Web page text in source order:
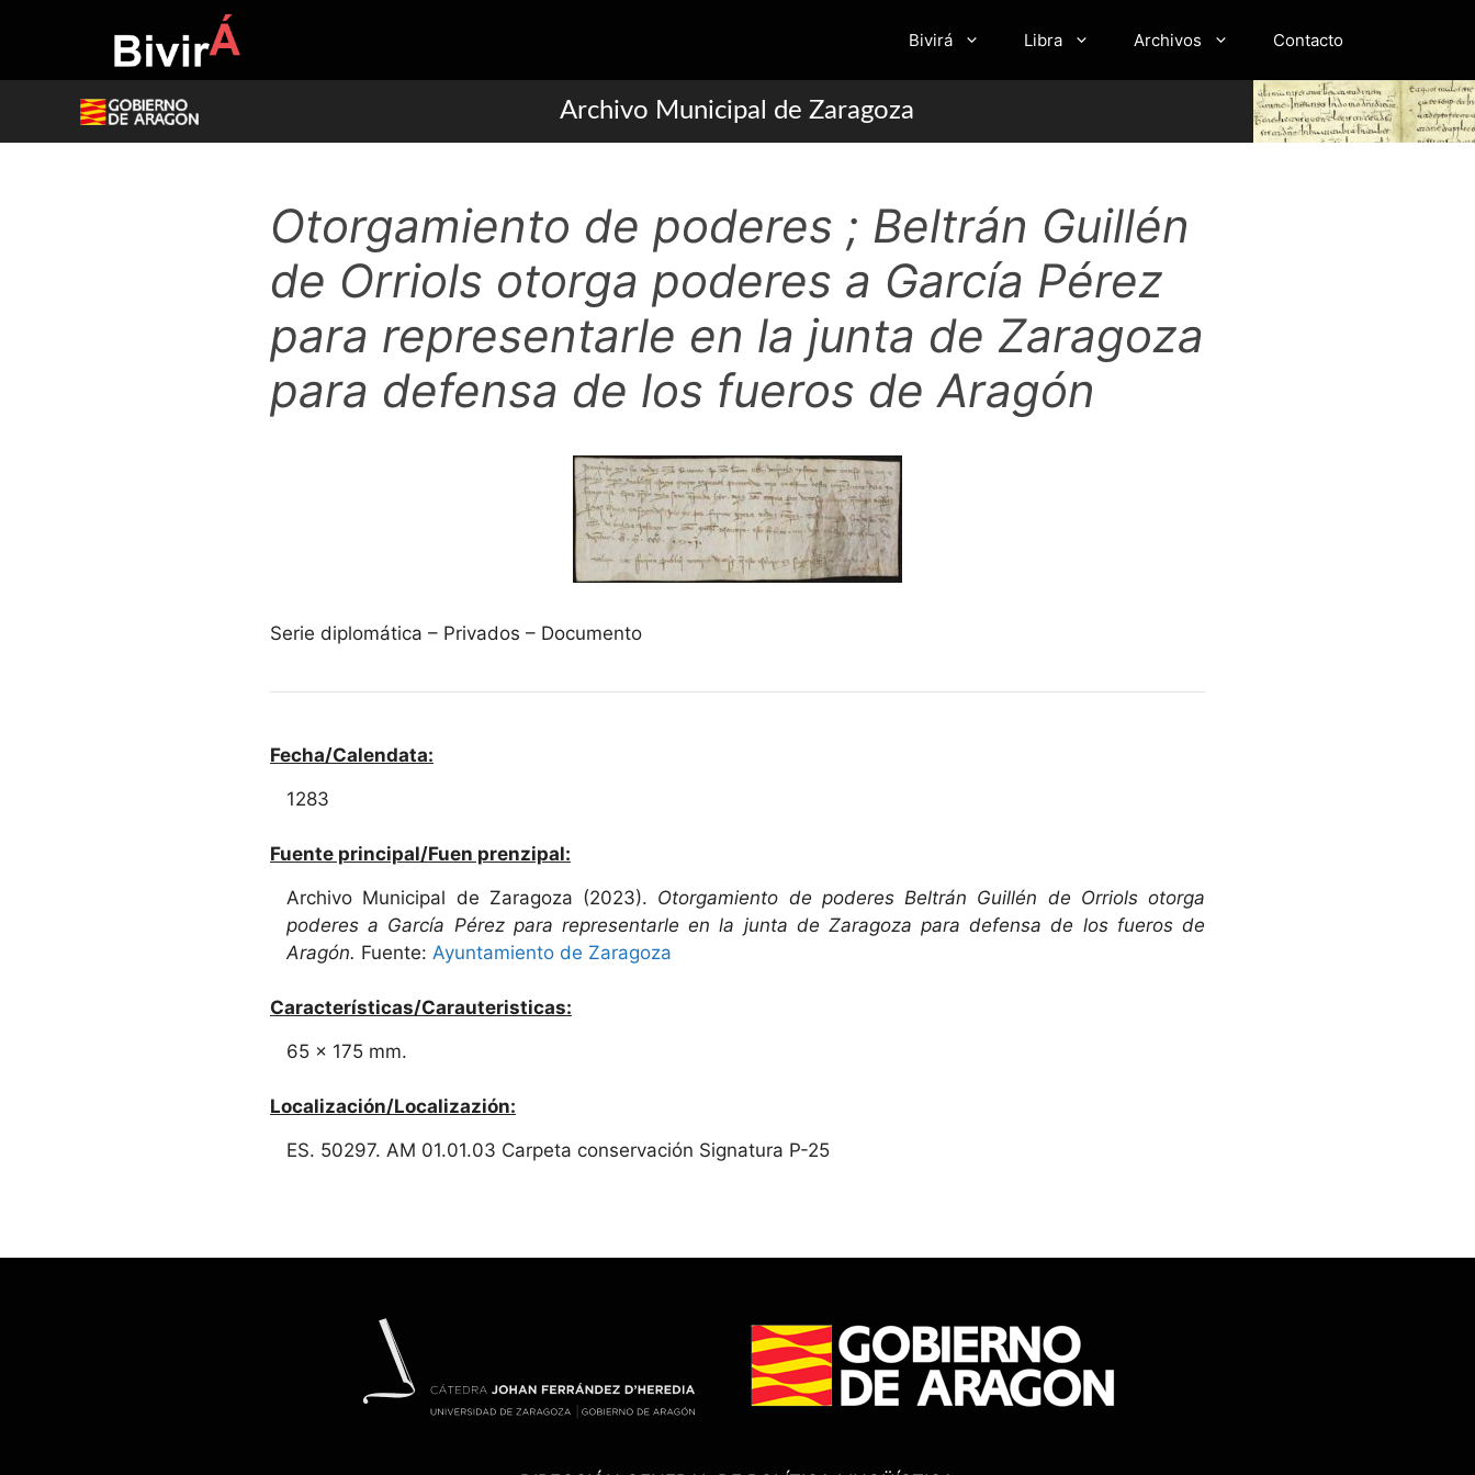
Bivirá Libra Archivos Contacto
Archivo Municipal de Zaragoza
Otorgamiento de poderes ; Beltrán Guillén
de Orriols otorga poderes a García Pérez
para representarle en la junta de Zaragoza
para defensa de los fueros de Aragón
Serie diplomática – Privados – Documento
Fecha/Calendata:
1283
Fuente principal/Fuen prenzipal:
Archivo Municipal de Zaragoza (2023). Otorgamiento de poderes Beltrán Guillén de Orriols otorga
poderes a García Pérez para representarle en la junta de Zaragoza para defensa de los fueros de
Aragón. Fuente: Ayuntamiento de Zaragoza
Características/Carauteristicas:
65 x 175 mm.
Localización/Localizazión:
ES. 50297. AM 01.01.03 Carpeta conservación Signatura P-25